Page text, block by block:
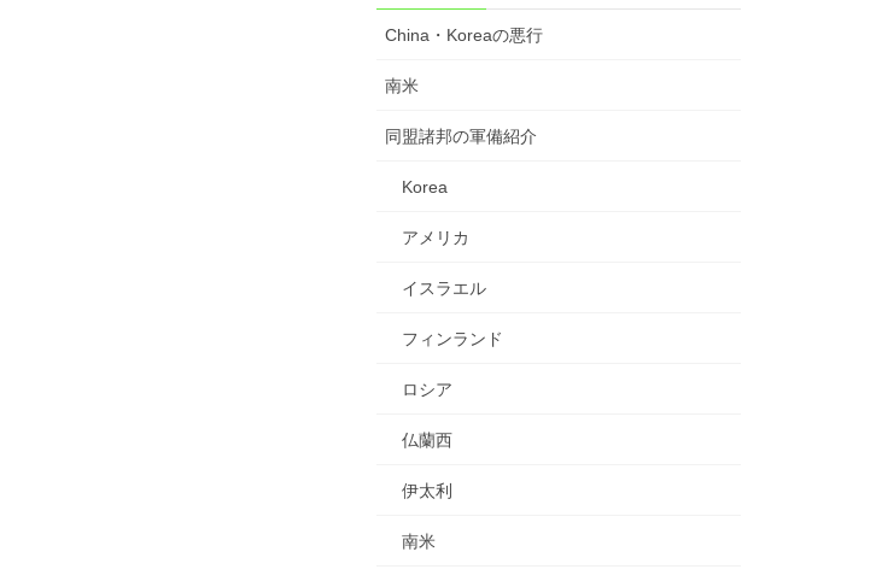
China・Koreaの悪行
南米
同盟諸邦の軍備紹介
Korea
アメリカ
イスラエル
フィンランド
ロシア
仏蘭西
伊太利
南米